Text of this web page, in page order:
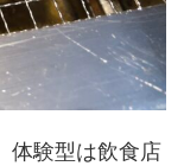
体験型は飲食店